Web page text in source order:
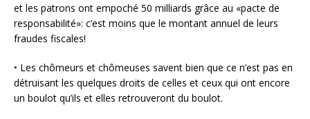
et les patrons ont empoché 50 milliards grâce au «pacte de
responsabilité»: c’est moins que le montant annuel de leurs
fraudes fiscales!
• Les chômeurs et chômeuses savent bien que ce n’est pas en
détruisant les quelques droits de celles et ceux qui ont encore
un boulot qu’ils et elles retrouveront du boulot.